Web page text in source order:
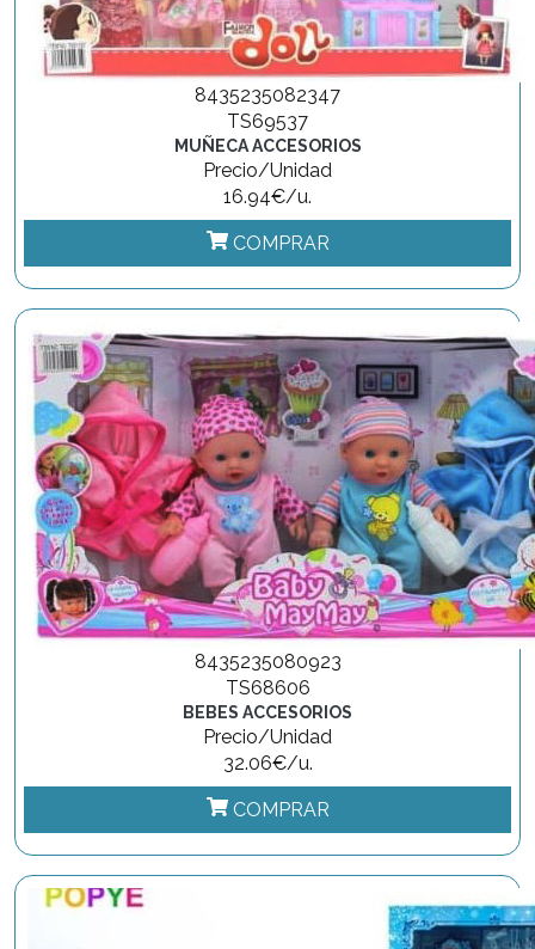
8435235082347
TS69537
MUÑECA ACCESORIOS
Precio/Unidad
16.94€/u.
COMPRAR
8435235080923
TS68606
BEBES ACCESORIOS
Precio/Unidad
32.06€/u.
COMPRAR